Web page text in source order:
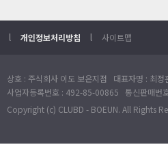
l 개인정보처리방침 l 사이트맵
상호 : 주식회사 이도 보은지점 대표자명 : 최
사업자등록번호 : 492-85-00865 통신판매
Copyright (c) CLUBD - BOEUN. All Rights